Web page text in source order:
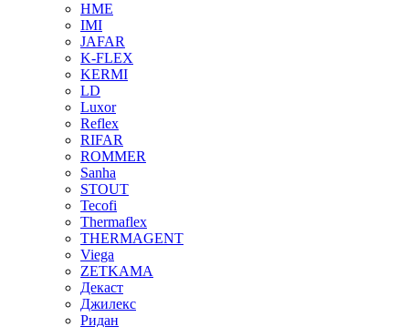
HME
IMI
JAFAR
K-FLEX
KERMI
LD
Luxor
Reflex
RIFAR
ROMMER
Sanha
STOUT
Tecofi
Thermaflex
THERMAGENT
Viega
ZETKAMA
Декаст
Джилекс
Ридан